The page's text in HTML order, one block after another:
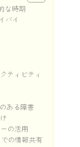
な時期
バイ
ティビティ
ある障害
の活用
の情報共有